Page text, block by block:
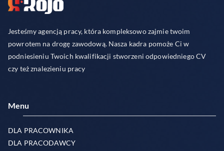
Jesteśmy agencją pracy, która kompleksowo zajmie twoim
powrotem na drogę zawodową. Nasza kadra pomoże Ci w
podniesieniu Twoich kwalifikacji stworzeni odpowiedniego CV
czy też znalezieniu pracy
Menu
DLA PRACOWNIKA
DLA PRACODAWCY